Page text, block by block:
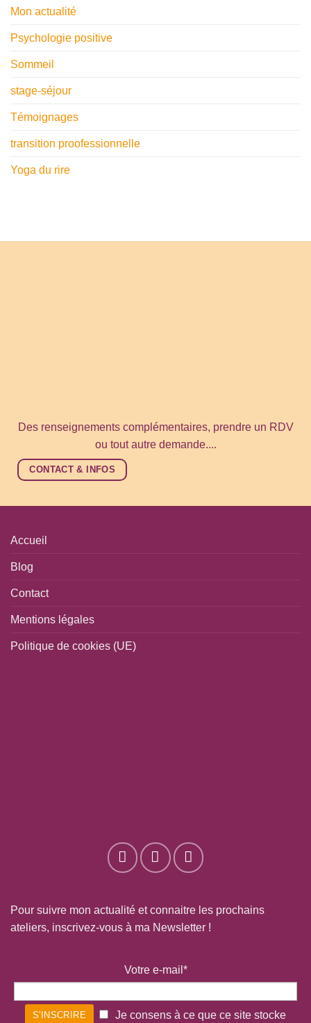
Mon actualité
Psychologie positive
Sommeil
stage-séjour
Témoignages
transition proofessionnelle
Yoga du rire
Des renseignements complémentaires, prendre un RDV
ou tout autre demande....
CONTACT & INFOS
Accueil
Blog
Contact
Mentions légales
Politique de cookies (UE)
Pour suivre mon actualité et connaitre les prochains
ateliers, inscrivez-vous à ma Newsletter !
Votre e-mail*
Je consens à ce que ce site stocke